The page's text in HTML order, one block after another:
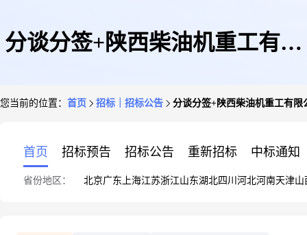
分谈分签+陕西柴油机重工有限
您当前的位置： 首页 招标｜招标公告 分谈分签+陕西柴油机重工有
首页 招标预告 招标公告 重新招标 中标通知
省份地区： 北京广东 上海江苏浙江山东湖北四川 河北河南天津山